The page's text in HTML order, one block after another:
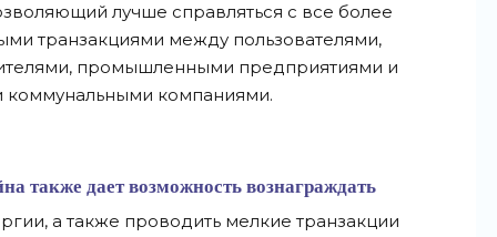
лучше справляться с все более
транзакциями между пользователями,
промышленными предприятиями и
компаниями.
также дает возможность вознаграждать
а также проводить мелкие транзакции